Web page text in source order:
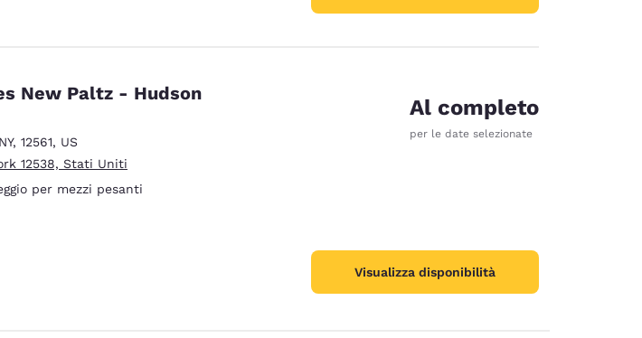
New Paltz - Hudson
NY, 12561, US
12538, Stati Uniti
per mezzi pesanti
506 recensioni
Al completo
per le date selezionate
Visualizza disponibilità